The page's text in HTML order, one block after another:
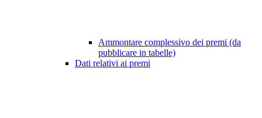
Ammontare complessivo dei premi (da
pubblicare in tabelle)
Dati relativi ai premi